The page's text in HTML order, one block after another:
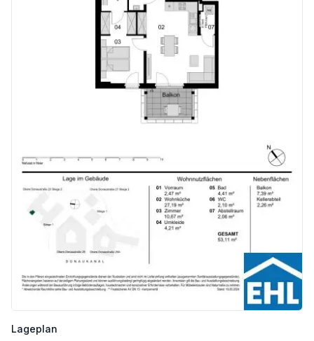
Kaufpreise der Vorsorgewohnungen
von EUR 286.000,- bis EUR 1.238.000,- netto zzgl. 20% USt.
Zu erwartender Mietertrag
von ca. EUR 17,50 bis EUR 22,50 netto/m²
Stellplätze können für 3-4 Zimmerwohnungen um € 40.000,00 netto angekauft werden.
Provisionsfrei für den Käufer!
Fertigstellung: voraussichtlich Q2/2026
Bei diesem Angebot handelt es sich um eine Vorsorgewohnung, die zu Vermietungszwecken erworben wird. Der angegebene Kaufpreis versteht sich daher zzgl. 20% USt. Diese Daten sind vorbehaltlich möglicher Änderungen.
Wir weisen darauf hin, dass zwischen dem Vermittler und dem zu vermittelnden Dritten ein familiäres oder wirtschaftliches Naheverhältnis besteht.
Infrastruktur / Entfernungen
Lageplan